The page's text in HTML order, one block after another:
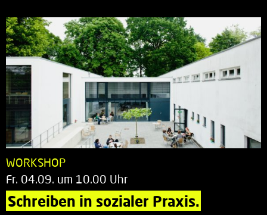
WORKSHOP
Fr. 04.09. um 10.00 Uhr
Schreiben in sozialer Praxis.